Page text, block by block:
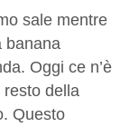
sale mentre
banana
Oggi ce n’è
della
Questo